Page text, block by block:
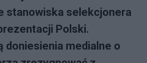
stanowiska selekcjonera
Polski.
doniesienia medialne o